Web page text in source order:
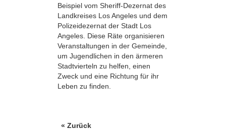
Beispiel vom Sheriff-Dezernat des
Landkreises Los Angeles und dem
Polizeidezernat der Stadt Los
Angeles. Diese Räte organisieren
Veranstaltungen in der Gemeinde,
um Jugendlichen in den ärmeren
Stadtvierteln zu helfen, einen
Zweck und eine Richtung für ihr
Leben zu finden.
« Zurück